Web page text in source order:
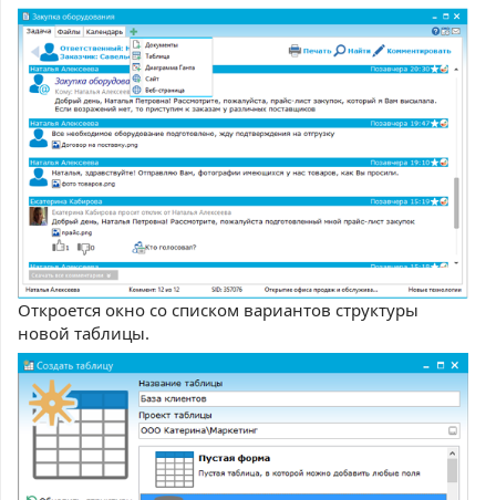
Откроется окно со списком вариантов структуры
новой таблицы.